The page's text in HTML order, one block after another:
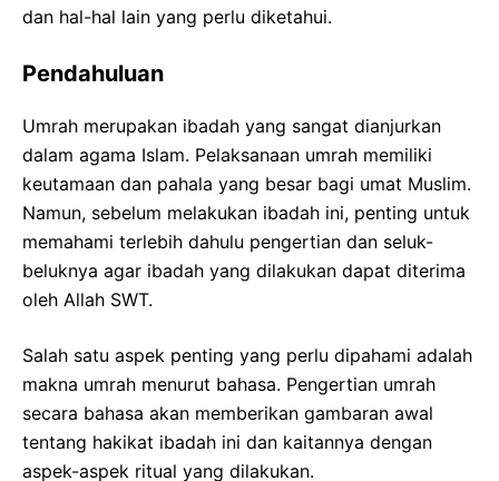
dan hal-hal lain yang perlu diketahui.
Pendahuluan
Umrah merupakan ibadah yang sangat dianjurkan
dalam agama Islam. Pelaksanaan umrah memiliki
keutamaan dan pahala yang besar bagi umat Muslim.
Namun, sebelum melakukan ibadah ini, penting untuk
memahami terlebih dahulu pengertian dan seluk-
beluknya agar ibadah yang dilakukan dapat diterima
oleh Allah SWT.
Salah satu aspek penting yang perlu dipahami adalah
makna umrah menurut bahasa. Pengertian umrah
secara bahasa akan memberikan gambaran awal
tentang hakikat ibadah ini dan kaitannya dengan
aspek-aspek ritual yang dilakukan.